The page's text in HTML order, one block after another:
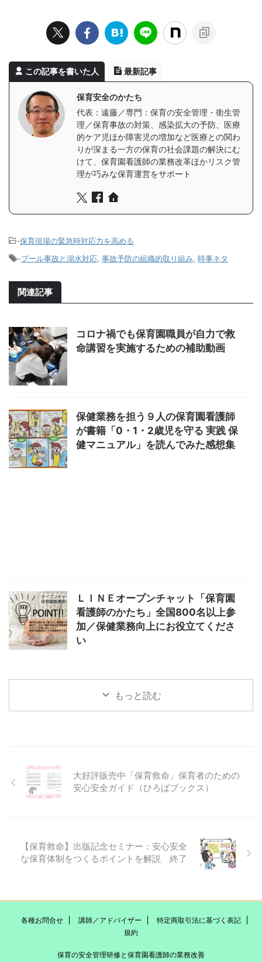
この記事を書いた人 最新記事
保育安全のかたち
代表：遠藤／専門：保育の安全管理・衛生管
理／保育事故の対策、感染拡大の予防、医療
的ケア児ほか障害児の増加など医療との関わ
りが深まる一方の保育の社会課題の解決にむ
けて、保育園看護師の業務改革ほかリスク管
理が巧みな保育運営をサポート
-保育現場の緊急時対応力を高める
-プール事故と溺水対応 事故予防の組織的取り組み 時事ネタ
関連記事
コロナ禍でも保育園職員が自力で救
命講習を実施するための補助動画
保健業務を担う９人の保育園看護師
が書籍「0・1・2歳児を守る 実践 保
健マニュアル」を読んでみた感想集
ＬＩＮＥオープンチャット「保育園
看護師のかたち」全国800名以上参
加／保健業務向上にお役立てくださ
い
もっと読む
大好評販売中「保育救命」保育者のための
安心安全ガイド（ひろばブックス）
【保育救命】出版記念セミナー：安心安全
な保育体制をつくるポイントを解説 終了
各種お問合せ 講師／アドバイザー
特定商取引法に基づく表記
規約
保育の安全管理研修と保育園看護師の業務改善